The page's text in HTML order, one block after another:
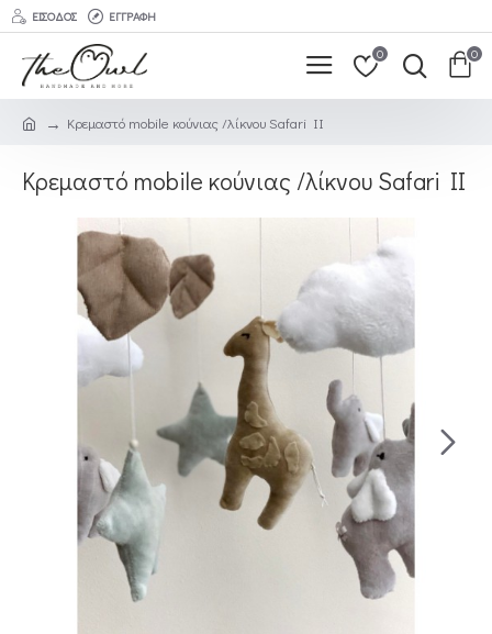
ΕΊΣΟΔΟΣ ΕΓΓΡΑΦΉ
0 0
Κρεμαστό mobile κούνιας /λίκνου Safari II
Κρεμαστό mobile κούνιας /λίκνου Safari II